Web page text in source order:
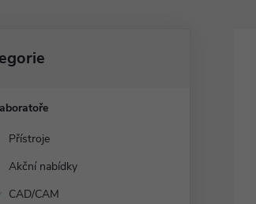
Přístroje
Akční nabídky
CAD/CAM